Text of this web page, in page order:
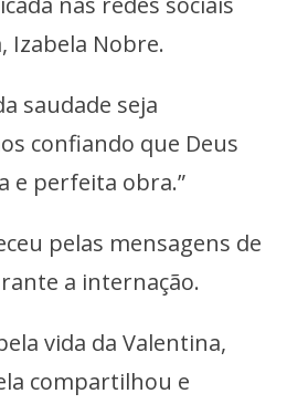
Izabela Nobre.
saudade seja
confiando que Deus
e perfeita obra.”
pelas mensagens de
a internação.
vida da Valentina,
compartilhou e